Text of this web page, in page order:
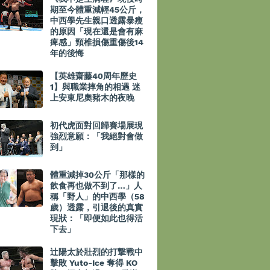
期至今體重減輕45公斤，
中西學先生親口透露暴瘦
的原因「現在還是會有麻
痺感」頸椎損傷重傷後14
年的後悔
【英雄齋藤40周年歷史
1】與職業摔角的相遇 迷
上安東尼奧豬木的夜晚
初代虎面對回歸賽場展現
強烈意願：「我絕對會做
到」
體重減掉30公斤「那樣的
飲食再也做不到了…」人
稱「野人」的中西學（58
歲）透露，引退後的真實
現狀：「即便如此也得活
下去」
辻陽太於壯烈的打撃戰中
擊敗 Yuto-Ice 奪得 KO